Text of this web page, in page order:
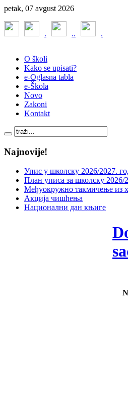
petak, 07 avgust 2026
. .. .
O školi
Kako se upisati?
e-Oglasna tabla
e-Škola
Novo
Zakoni
Kontakt
Najnovije!
Упис у школску 2026/2027.
План уписа за школску 2026/
Међуокружно такмичење из
Акција чишћења
Национални дан књиге